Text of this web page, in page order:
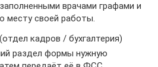
врачами графами и
месту своей работы.
кадров / бухгалтерия)
раздел формы нужную